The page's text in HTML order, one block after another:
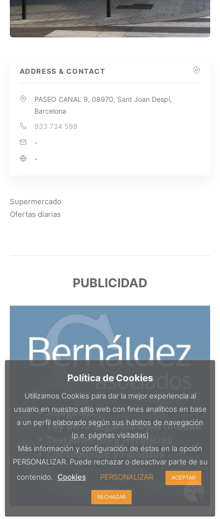
ADDRESS & CONTACT
PASEO CANAL 9, 08970, Sant Joan Despí,
Barcelona
933 734 598
-
-
Supermercado
Ofertas diarias
PUBLICIDAD
Política de Cookies
Utilizamos Cookies para dar la mejor experiencia al
usuario en nuestro sitio web con fines analíticos en base
a un perfil elaborado según sus hábitos de navegación
(p.e. páginas visitadas)
Más información y configuración de éstas en la opción
PERSONALIZAR. Puede rechazar o desactivar parte de su
contenido. Cookies PERSONALIZAR ACEPTAR
RECHAZAR